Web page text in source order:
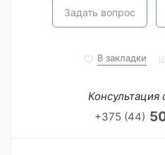
Задать вопрос
В закладки
Консультация
+375 (44)